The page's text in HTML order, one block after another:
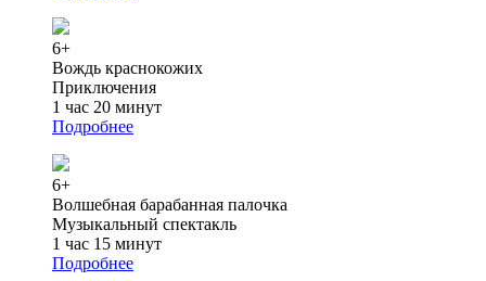
6+
Вождь краснокожих
Приключения
1 час 20 минут
Подробнее
6+
Волшебная барабанная палочка
Музыкальный спектакль
1 час 15 минут
Подробнее